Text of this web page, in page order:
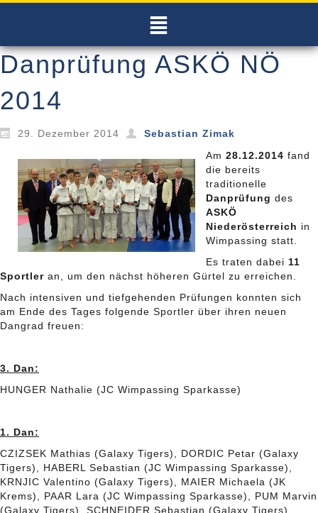
Danprüfung ASKÖ NÖ
2014
29. Dezember 2014
Sebastian Zimak
Am 28.12.2014 fand
die bereits
traditionelle
Danprüfung des
ASKÖ
Niederösterreich in
Wimpassing statt.
Es traten dabei 11
Sportler an, um den nächst höheren Gürtel zu erreichen.
Nach intensiven und tiefgehenden Prüfungen konnten sich
am Ende des Tages folgende Sportler über ihren neuen
Dangrad freuen:
3. Dan:
HUNGER Nathalie (JC Wimpassing Sparkasse)
1. Dan:
CZIZSEK Mathias (Galaxy Tigers), DORDIC Petar (Galaxy
Tigers), HABERL Sebastian (JC Wimpassing Sparkasse),
KRNJIC Valentino (Galaxy Tigers), MAIER Michaela (JK
Krems), PAAR Lara (JC Wimpassing Sparkasse), PUM Marvin
(Galaxy Tigers), SCHNEIDER Sebastian (Galaxy Tigers),